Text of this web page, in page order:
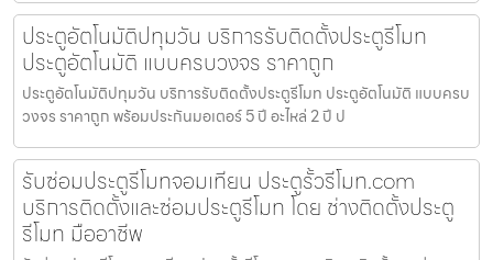
ประตูอัตโนมัติปทุมวัน บริการรับติดตั้งประตูรีโมท
ประตูอัตโนมัติ แบบครบวงจร ราคาถูก
ประตูอัตโนมัติปทุมวัน บริการรับติดตั้งประตูรีโมท ประตูอัตโนมัติ แบบครบ
วงจร ราคาถูก พร้อมประกันมอเตอร์ 5 ปี อะไหล่ 2 ปี ป
รับซ่อมประตูรีโมทจอมเทียน ประตูรั้วรีโมท.com
บริการติดตั้งและซ่อมประตูรีโมท โดย ช่างติดตั้งประตู
รีโมท มืออาชีพ